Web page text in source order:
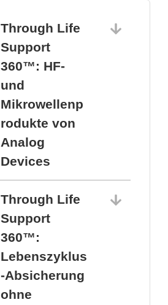
Through Life
Support
360™: HF-
und
Mikrowellenp
rodukte von
Analog
Devices
Through Life
Support
360™:
Lebenszyklus
-Absicherung
ohne